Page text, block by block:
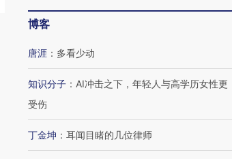
博客
唐涯 ： 多看少动
知识分子 ： AI冲击之下，年轻人与高学历女性更
受伤
丁金坤 ： 耳闻目睹的几位律师